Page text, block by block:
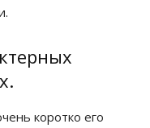
коротко его